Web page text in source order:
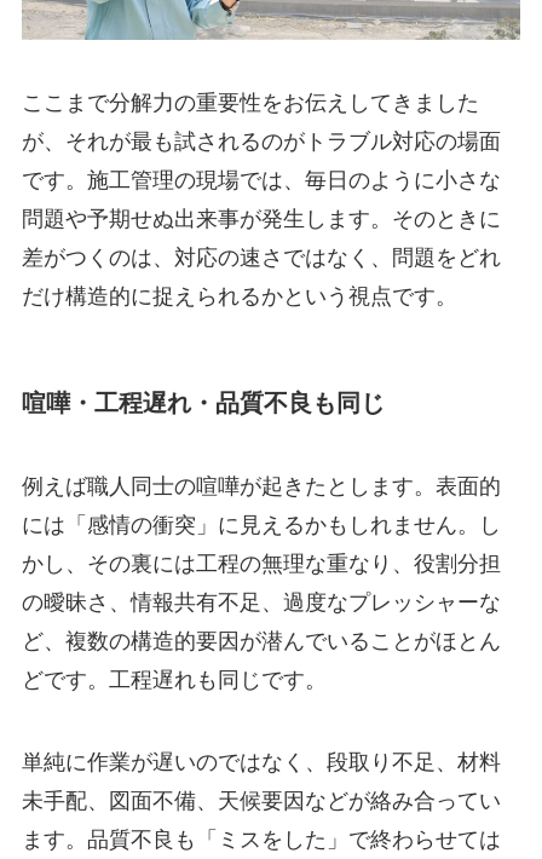
ここまで分解力の重要性をお伝えしてきました
が、それが最も試されるのがトラブル対応の場面
です。施工管理の現場では、毎日のように小さな
問題や予期せぬ出来事が発生します。そのときに
差がつくのは、対応の速さではなく、問題をどれ
だけ構造的に捉えられるかという視点です。
喧嘩・工程遅れ・品質不良も同じ
例えば職人同士の喧嘩が起きたとします。表面的
には「感情の衝突」に見えるかもしれません。し
かし、その裏には工程の無理な重なり、役割分担
の曖昧さ、情報共有不足、過度なプレッシャーな
ど、複数の構造的要因が潜んでいることがほとん
どです。工程遅れも同じです。
単純に作業が遅いのではなく、段取り不足、材料
未手配、図面不備、天候要因などが絡み合ってい
ます。品質不良も「ミスをした」で終わらせては